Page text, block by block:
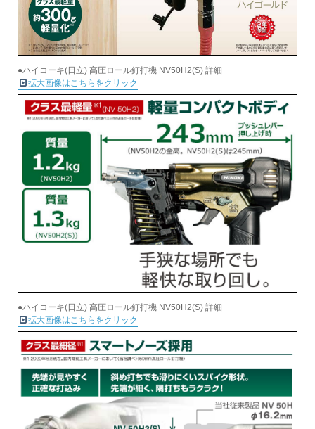
●ハイコーキ(日立) 高圧ロール釘打機 NV50H2(S) 詳細
拡大画像はこちらをクリック
●ハイコーキ(日立) 高圧ロール釘打機 NV50H2(S) 詳細
拡大画像はこちらをクリック